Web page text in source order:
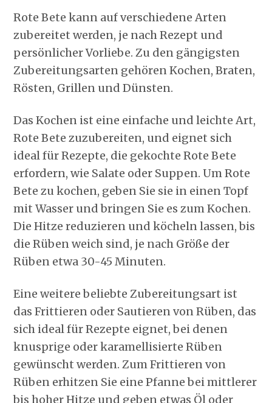
Rote Bete kann auf verschiedene Arten
zubereitet werden, je nach Rezept und
persönlicher Vorliebe. Zu den gängigsten
Zubereitungsarten gehören Kochen, Braten,
Rösten, Grillen und Dünsten.
Das Kochen ist eine einfache und leichte Art,
Rote Bete zuzubereiten, und eignet sich
ideal für Rezepte, die gekochte Rote Bete
erfordern, wie Salate oder Suppen. Um Rote
Bete zu kochen, geben Sie sie in einen Topf
mit Wasser und bringen Sie es zum Kochen.
Die Hitze reduzieren und köcheln lassen, bis
die Rüben weich sind, je nach Größe der
Rüben etwa 30-45 Minuten.
Eine weitere beliebte Zubereitungsart ist
das Frittieren oder Sautieren von Rüben, das
sich ideal für Rezepte eignet, bei denen
knusprige oder karamellisierte Rüben
gewünscht werden. Zum Frittieren von
Rüben erhitzen Sie eine Pfanne bei mittlerer
bis hoher Hitze und geben etwas Öl oder